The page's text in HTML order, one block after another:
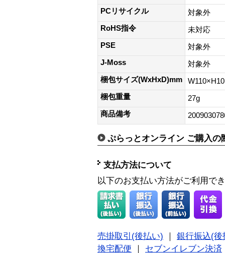
PCリサイクル
対象外
RoHS指令
未対応
PSE
対象外
J-Moss
対象外
梱包サイズ(WxHxD)mm
梱包重量
27g
商品備考
ぷらっとオンライン ご購入の
支払方法について
以下のお支払い方法がご利用で
売掛取引(後払い)
銀行振込(後
換宅配便
セブンイレブン決済